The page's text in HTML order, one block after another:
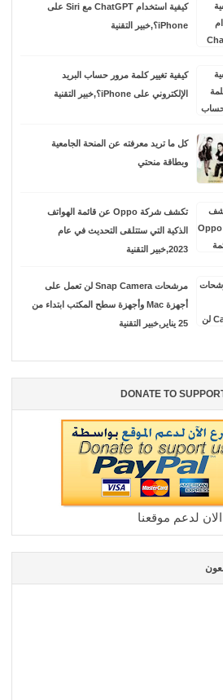
كيفية استخدام ChatGPT مع Siri على
iPhone؟,خبير التقنية
كيفية تغيير كلمة مرور حساب البريد
الإلكتروني على iPhone؟,خبير التقنية
كل ما تريد معرفته عن المنحة الجامعية
وبطاقة منحتي
تكشف شركة Oppo عن قائمة الهواتف
الذكية التي ستتلقى التحديث في عام
2023,خبير التقنية
مرشحات Snap Camera لن تعمل على
أجهزة Mac وأجهزة سطح المكتب ابتداء من
25 يناير,خبير التقنية
DONATE TO
لدعم موقعنا